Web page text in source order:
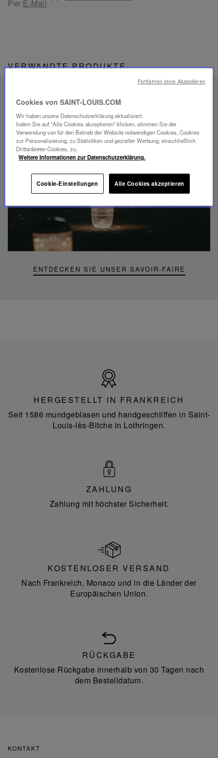
Per E-Mail
VERWANDTE PRODUKTE
EINZIGARTIGES
SAVOIR-FAIRE
FOLIA BELEUCHTUNG
ENTDECKEN SIE UNSER SAVOIR-FAIRE
Video
abspielen
Video,
Folia
Mini-
Portable-
Frankreich
HERGESTELLT IN FRANKREICH
Seit 1586 mundgeblasen und handgeschliffen in Saint-
Louis-lès-Bitche in Lothringen.
ZAHLUNG
Zahlung mit höchster Sicherheit.
KOSTENLOSER VERSAND
Nach Frankreich, Monaco und in die Länder der
Europäischen Union.
RÜCKGABE
Kostenlose Rückgabe innerhalb von 30 Tagen nach
dem Bestelldatum.
KONTAKT
Cookies von SAINT-LOUIS.COM
Wir haben unsere Datenschutzerklärung aktualisiert.
Indem Sie auf "Alle Cookies akzeptieren" klicken, stimmen Sie der
Verwendung von für den Betrieb der Website notwendigen Cookies, Cookies
zur Personalisierung, zu Statistiken und gezielter Werbung, einschließlich
Drittanbieter-Cookies, zu.
Weitere Informationen zur Datenschutzerklärung.
Cookie-Einstellungen Alle Cookies akzeptieren
Fortfahren ohne Akzeptieren